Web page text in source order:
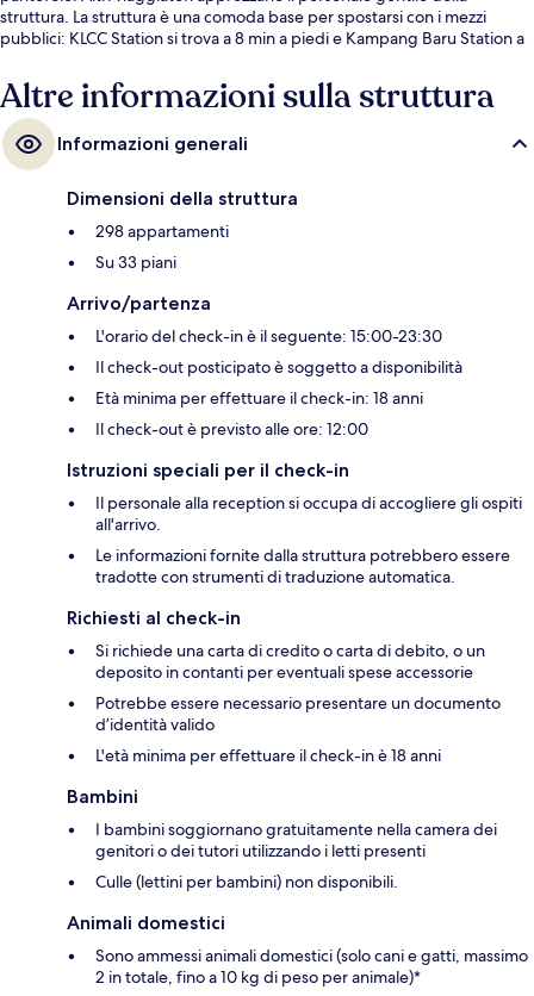
struttura. La struttura è una comoda base per spostarsi con i mezzi
pubblici: KLCC Station si trova a 8 min a piedi e Kampang Baru Station a
Altre informazioni sulla struttura
Informazioni generali
Dimensioni della struttura
298 appartamenti
Su 33 piani
Arrivo/partenza
L'orario del check-in è il seguente: 15:00-23:30
Il check-out posticipato è soggetto a disponibilità
Età minima per effettuare il check-in: 18 anni
Il check-out è previsto alle ore: 12:00
Istruzioni speciali per il check-in
Il personale alla reception si occupa di accogliere gli ospiti
all'arrivo.
Le informazioni fornite dalla struttura potrebbero essere
tradotte con strumenti di traduzione automatica.
Richiesti al check-in
Si richiede una carta di credito o carta di debito, o un
deposito in contanti per eventuali spese accessorie
Potrebbe essere necessario presentare un documento
d’identità valido
L'età minima per effettuare il check-in è 18 anni
Bambini
I bambini soggiornano gratuitamente nella camera dei
genitori o dei tutori utilizzando i letti presenti
Culle (lettini per bambini) non disponibili.
Animali domestici
Sono ammessi animali domestici (solo cani e gatti, massimo
2 in totale, fino a 10 kg di peso per animale)*